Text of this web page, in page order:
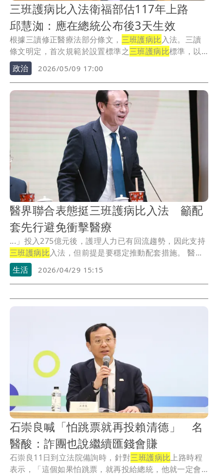
三班護病比入法衛福部估117年上路
邱慧洳：應在總統公布後3天生效
根據三讀修正醫療法部分條文， 三班護病比入法。三讀
條文明定，首次規範於設置標準之三班護病比標準，以
11...
政治 2026/05/09 17:00
醫界聯合表態挺三班護病比入法 籲配
套先行避免衝擊醫療
...」投入275億元後，護理人力已有回流趨勢，因此支持
三班護病比
入法，但前提是要穩定推動配套措施。 醫...
生活
2026/04/29 15:15
石崇良喊「怕跳票就再投賴清德」 名
醫酸：詐團也說繼續匯錢會賺
石崇良11日到立法院備詢時，針對三班護病比上路時程
表示，「這個如果怕跳票，就再投給總統，他就一定會